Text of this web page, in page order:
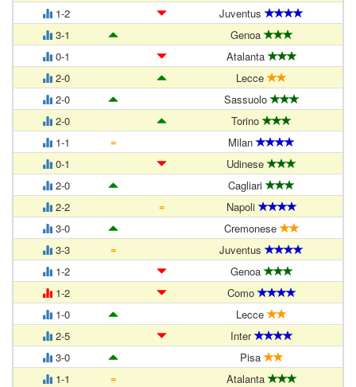
1-2
Juventus
3-1
Genoa
0-1
Atalanta
2-0
Lecce
2-0
Sassuolo
2-0
Torino
1-1
=
Milan
0-1
Udinese
2-0
Cagliari
2-2
=
Napoli
3-0
Cremonese
3-3
=
Juventus
1-2
Genoa
1-2
Como
1-0
Lecce
2-5
Inter
3-0
Pisa
1-1
=
Atalanta